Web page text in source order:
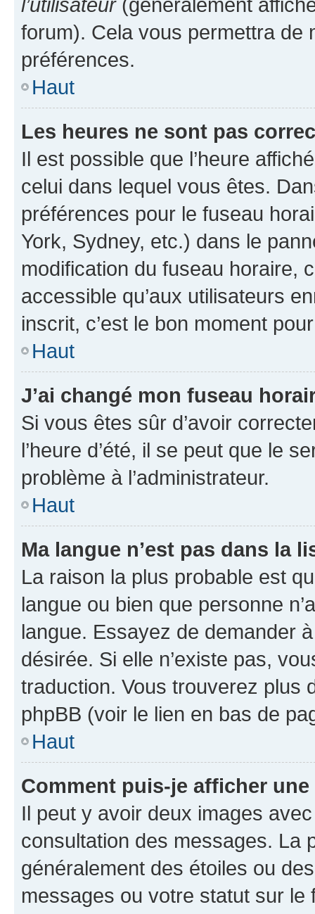
forum). Cela vous permettra de
préférences.
Haut
Les heures ne sont pas
Il est possible que l’heure
celui dans lequel vous êtes.
préférences pour le fuseau
York, Sydney, etc.) dans le
modification du fuseau horaire,
accessible qu’aux utilisateurs
inscrit, c’est le bon moment
Haut
J’ai changé mon fuseau
Si vous êtes sûr d’avoir
l’heure d’été, il se peut que le
problème à l’administrateur.
Haut
Ma langue n’est pas dans la
La raison la plus probable est
langue ou bien que personne
langue. Essayez de demander
désirée. Si elle n’existe pas,
traduction. Vous trouverez plus
phpBB (voir le lien en bas de
Haut
Comment puis-je afficher
Il peut y avoir deux images
consultation des messages. La
généralement des étoiles ou
messages ou votre statut sur